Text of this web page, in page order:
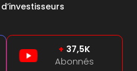
+ 37,5K
Abonnés